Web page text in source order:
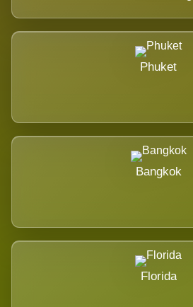
Phuket
Bangkok
Florida